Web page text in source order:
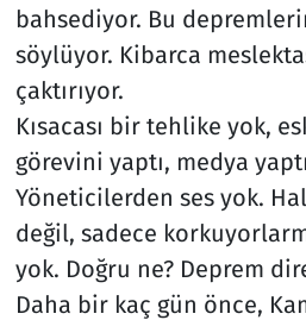
bahsediyor. Bu
söylüyor. Kibarca
çaktırıyor.
Kısacası bir tehlike yok,
görevini yaptı, medya
Yöneticilerden ses yok.
değil, sadece
yok. Doğru ne? Deprem
Daha bir kaç gün önce,